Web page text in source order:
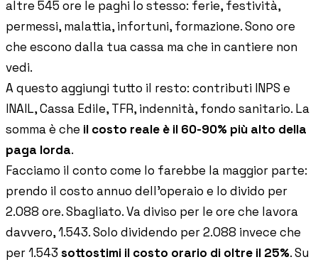
altre 545 ore le paghi lo stesso: ferie, festività,
permessi, malattia, infortuni, formazione. Sono ore
che escono dalla tua cassa ma che in cantiere non
vedi.
A questo aggiungi tutto il resto: contributi INPS e
INAIL, Cassa Edile, TFR, indennità, fondo sanitario. La
somma è che il costo reale è il 60-90% più alto della
paga lorda.
Facciamo il conto come lo farebbe la maggior parte:
prendo il costo annuo dell'operaio e lo divido per
2.088 ore. Sbagliato. Va diviso per le ore che lavora
davvero, 1.543. Solo dividendo per 2.088 invece che
per 1.543 sottostimi il costo orario di oltre il 25%. Su